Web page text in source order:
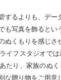
するよりも、デー
も写真を飾ると
ぬくもりを感じさ
イフスタジオで
たり、家族のぬ
な贈り物をご用意